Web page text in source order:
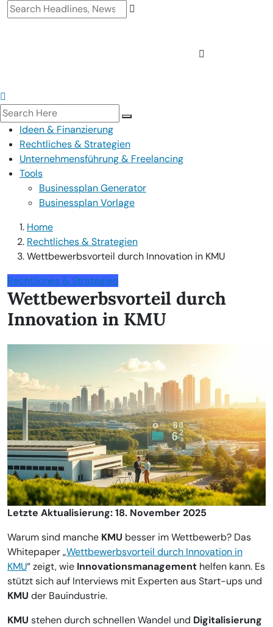
Ideen & Finanzierung
Rechtliches & Strategien
Unternehmensführung & Freelancing
Tools
Businessplan Generator
Businessplan Vorlage
Home
Rechtliches & Strategien
Wettbewerbsvorteil durch Innovation in KMU
Rechtliches & Strategien
Wettbewerbsvorteil durch
Innovation in KMU
Letzte Aktualisierung: 18. November 2025
Warum sind manche KMU besser im Wettbewerb? Das
Whitepaper „Wettbewerbsvorteil durch Innovation in
KMU“ zeigt, wie Innovationsmanagement helfen kann. Es
stützt sich auf Interviews mit Experten aus Start-ups und
KMU der Bauindustrie.
KMU stehen durch schnellen Wandel und Digitalisierung